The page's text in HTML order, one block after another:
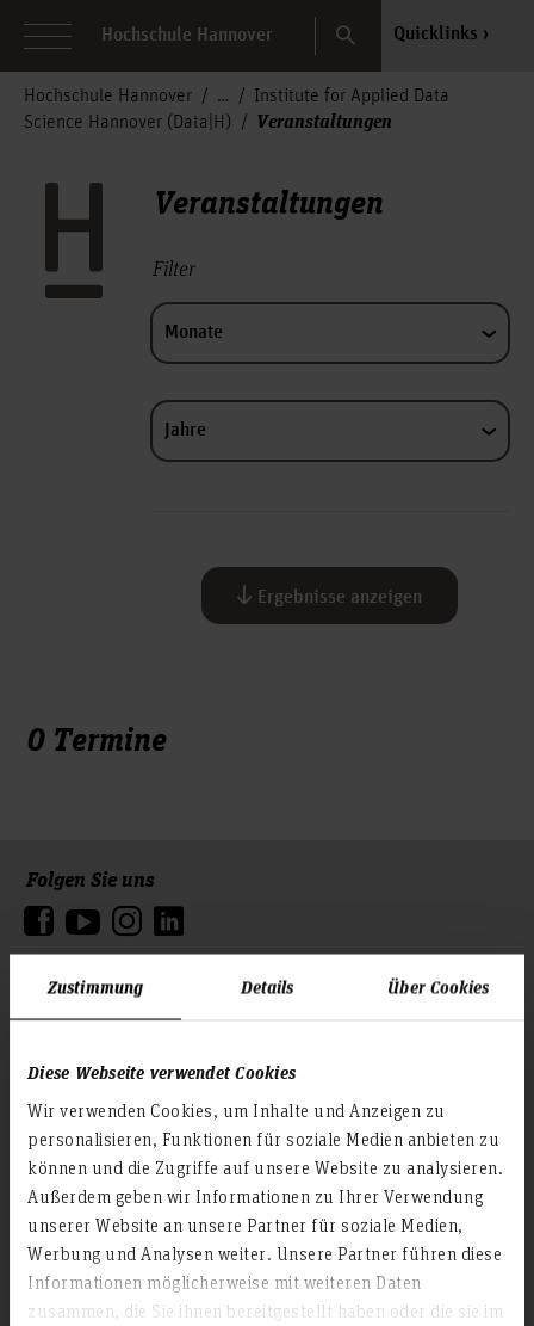
Zustimmung Details Über Cookies
Diese Webseite verwendet Cookies
Wir verwenden Cookies, um Inhalte und Anzeigen zu
personalisieren, Funktionen für soziale Medien anbieten zu
können und die Zugriffe auf unsere Website zu analysieren.
Außerdem geben wir Informationen zu Ihrer Verwendung
unserer Website an unsere Partner für soziale Medien,
Werbung und Analysen weiter. Unsere Partner führen diese
Informationen möglicherweise mit weiteren Daten
zusammen, die Sie ihnen bereitgestellt haben oder die sie im
Hochschule Hannover Search Quicklinks
Hochschule Hannover
Institute for Applied Data
Science Hannover (Data|H)
Veranstaltungen
Veranstaltungen
Filter
Monate
Jahre
Ergebnisse anzeigen
0 Termine
Infos zur Hochschule
Kontakt und Anreise
Startseite Hochschule Hannover
Personensuche
Karriere
Folgen Sie uns
Service & Organisation
Akademische Angelegenheiten
Antidiskriminierungsstelle